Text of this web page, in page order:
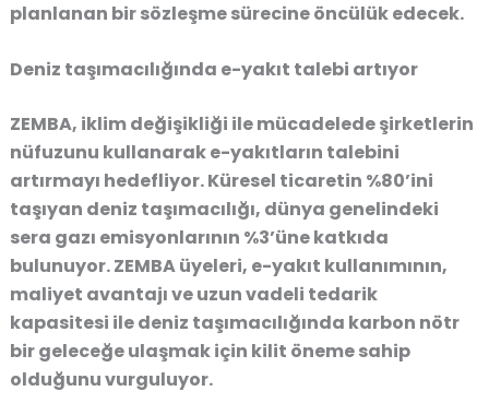
planlanan bir sözleşme sürecine öncülük edecek.
Deniz taşımacılığında e-yakıt talebi artıyor
ZEMBA, iklim değişikliği ile mücadelede şirketlerin
nüfuzunu kullanarak e-yakıtların talebini
artırmayı hedefliyor. Küresel ticaretin %80’ini
taşıyan deniz taşımacılığı, dünya genelindeki
sera gazı emisyonlarının %3’üne katkıda
bulunuyor. ZEMBA üyeleri, e-yakıt kullanımının,
maliyet avantajı ve uzun vadeli tedarik
kapasitesi ile deniz taşımacılığında karbon nötr
bir geleceğe ulaşmak için kilit öneme sahip
olduğunu vurguluyor.